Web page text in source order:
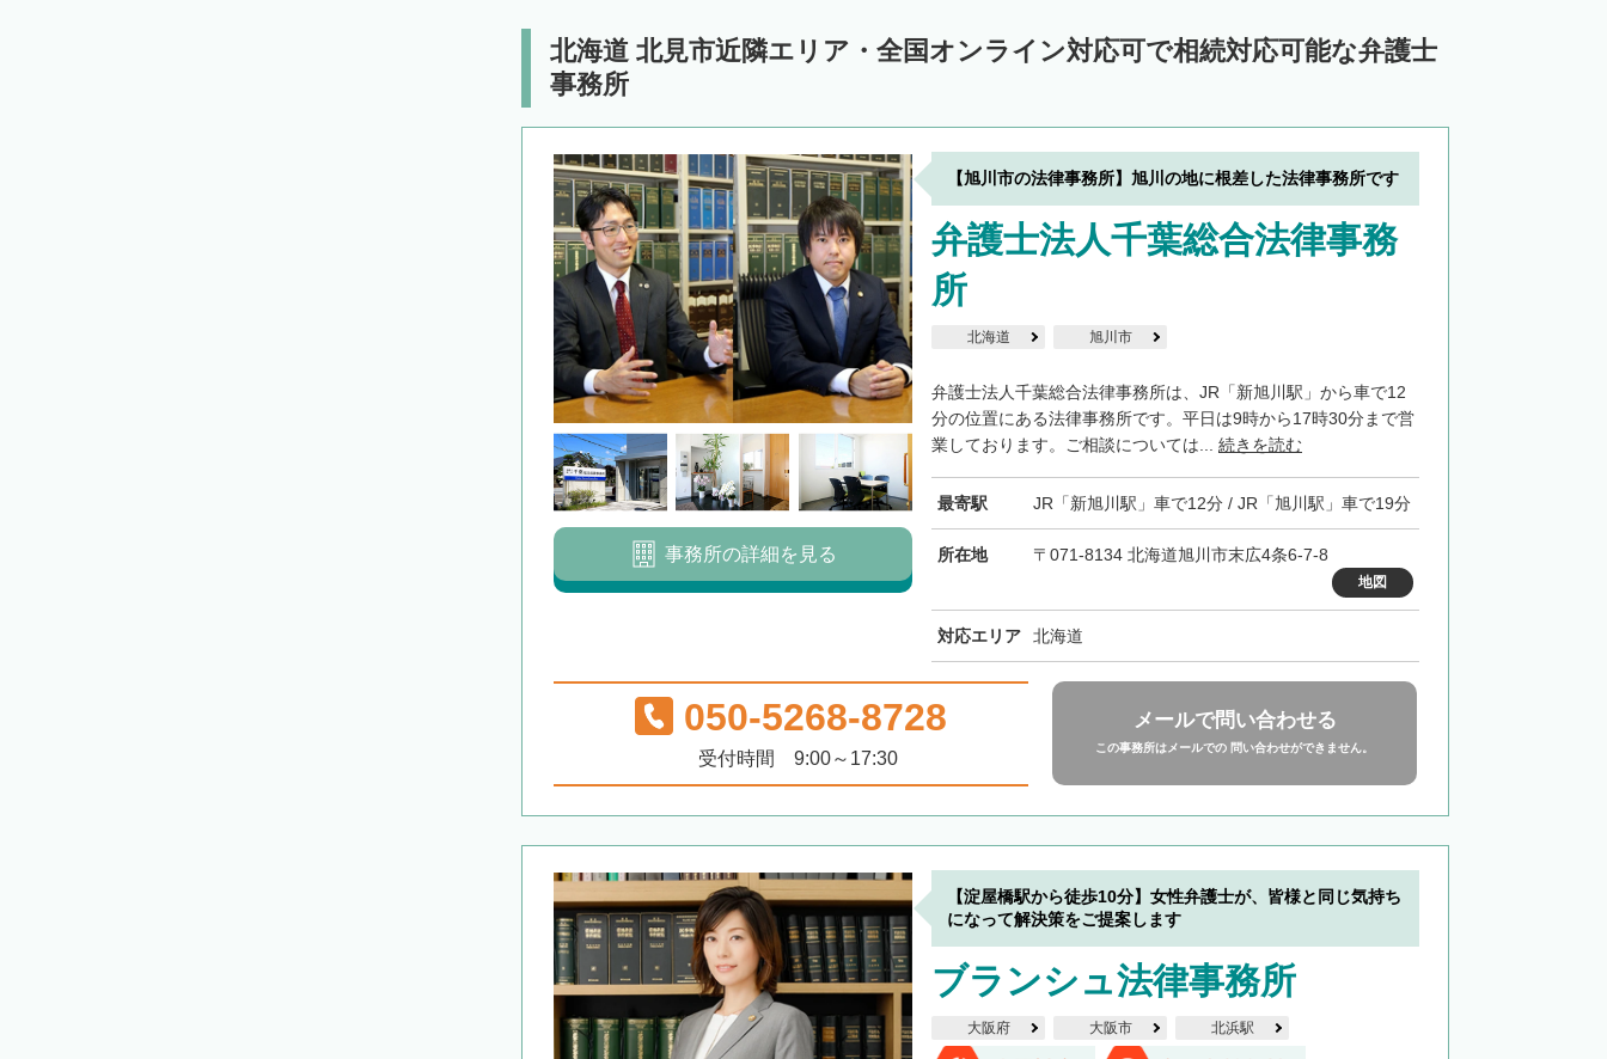
雨竜郡幌加内町 増毛郡増毛町 留萌郡小平町 苫前郡苫前町 苫前郡羽幌町 苫前郡初山別村
枝幸郡中頓別町 枝幸郡枝幸町 礼文郡礼文町 利尻郡利尻町 利尻郡利尻富士町 網走郡美幌町
網走郡津別町 網走郡大空町 斜里郡斜里町 斜里郡清里町
常呂郡置戸町 常呂郡佐呂間町 紋別郡遠軽町 紋別郡湧別町 紋別郡滝上町 紋別郡興部町
紋別郡西興部村 紋別郡雄武町 有珠郡壮瞥町 白老郡白老町
浦河郡浦河町 様似郡様似町 幌泉郡えりも町 日高郡新ひだか町 河東郡音更町
河東郡上士幌町 河東郡鹿追町 河西郡芽室町
広尾郡広尾町 足寄郡足寄町 足寄郡陸別町 十勝郡浦幌町 釧路郡釧路町 厚岸郡厚岸町 厚岸郡浜中町
川上郡標茶町 川上郡弟子屈町 阿寒郡鶴居村
標津郡標津町 目梨郡羅臼町
北海道 北見市近隣エリア・全国オンライン対応可で相続対応可能な弁護士
事務所
【旭川市の法律事務所】旭川の地に根差した法律事務所です
弁護士法人千葉総合法律事務
所
北海道 旭川市
弁護士法人千葉総合法律事務所は、JR「新旭川駅」から車で12
分の位置にある法律事務所です。平日は9時から17時30分まで営
業しております。ご相談については... 続きを読む
最寄駅 JR「新旭川駅」車で12分 / JR「旭川駅」車で19分
所在地 〒071-8134 北海道旭川市末広4条6-7-8
地図
対応エリア 北海道
事務所の詳細を見る
050-5268-8728
受付時間 9:00～17:30
メールで問い合わせる
この事務所はメールでの 問い合わせができません。
【淀屋橋駅から徒歩10分】女性弁護士が、皆様と同じ気持ち
になって解決策をご提案します
ブランシュ法律事務所
大阪府 大阪市 北浜駅